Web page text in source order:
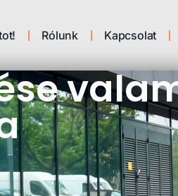
Rólunk Kapcsolat